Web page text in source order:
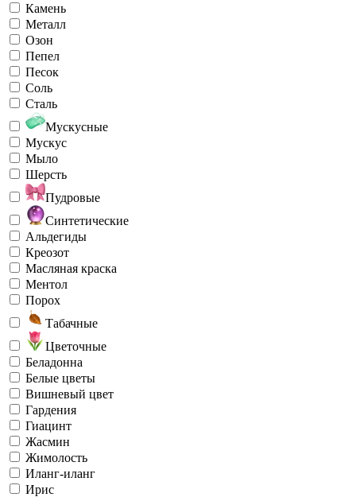
Камень
Металл
Озон
Пепел
Песок
Соль
Сталь
Мускусные
Мускус
Мыло
Шерсть
Пудровые
Синтетические
Альдегиды
Креозот
Масляная краска
Ментол
Порох
Табачные
Цветочные
Беладонна
Белые цветы
Вишневый цвет
Гардения
Гиацинт
Жасмин
Жимолость
Иланг-иланг
Ирис